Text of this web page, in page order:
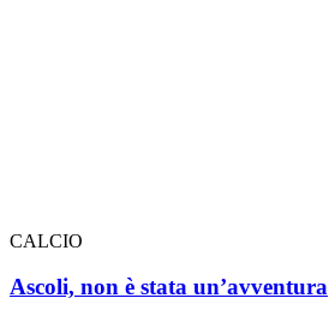
CALCIO
Ascoli, non è stata un’avventura